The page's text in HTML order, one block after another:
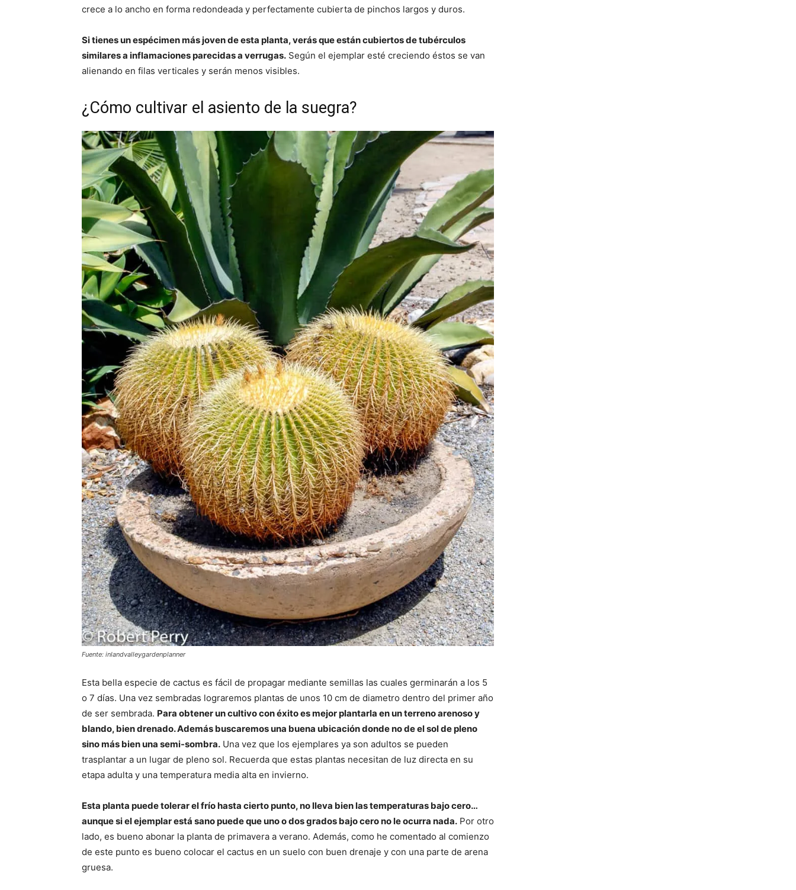
crece a lo ancho en forma redondeada y perfectamente cubierta de pinchos largos y duros.
Si tienes un espécimen más joven de esta planta, verás que están cubiertos de tubérculos
similares a inflamaciones parecidas a verrugas. Según el ejemplar esté creciendo éstos se van
alienando en filas verticales y serán menos visibles.
¿Cómo cultivar el asiento de la suegra?
Fuente: inlandvalleygardenplanner
Esta bella especie de cactus es fácil de propagar mediante semillas las cuales germinarán a los 5
o 7 días. Una vez sembradas lograremos plantas de unos 10 cm de diametro dentro del primer año
de ser sembrada. Para obtener un cultivo con éxito es mejor plantarla en un terreno arenoso y
blando, bien drenado. Además buscaremos una buena ubicación donde no de el sol de pleno
sino más bien una semi-sombra. Una vez que los ejemplares ya son adultos se pueden
trasplantar a un lugar de pleno sol. Recuerda que estas plantas necesitan de luz directa en su
etapa adulta y una temperatura media alta en invierno.
Esta planta puede tolerar el frío hasta cierto punto, no lleva bien las temperaturas bajo cero…
aunque si el ejemplar está sano puede que uno o dos grados bajo cero no le ocurra nada. Por otro
lado, es bueno abonar la planta de primavera a verano. Además, como he comentado al comienzo
de este punto es bueno colocar el cactus en un suelo con buen drenaje y con una parte de arena
gruesa.